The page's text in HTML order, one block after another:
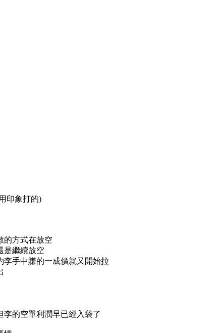
印象打的)
的方式在放空
是繼續放空
手中賺的一成價就又開始拉
的空單利潤早已經入袋了